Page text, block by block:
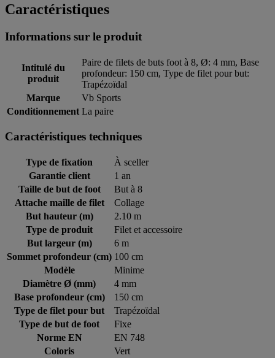
Caractéristiques
Informations sur le produit
Intitulé du
produit
Paire de filets de buts foot à 8, Ø: 4 mm, Base
profondeur: 150 cm, Type de filet pour but:
Trapézoïdal
Marque
Vb Sports
Conditionnement La paire
Caractéristiques techniques
Type de fixation
À sceller
Garantie client
1 an
Taille de but de foot
But à 8
Attache maille de filet
Collage
But hauteur (m)
2.10 m
Type de produit
Filet et accessoire
But largeur (m)
6 m
Sommet profondeur (cm) 100 cm
Modèle
Minime
Diamètre Ø (mm)
4 mm
Base profondeur (cm)
150 cm
Type de filet pour but
Trapézoïdal
Type de but de foot
Fixe
Norme EN
EN 748
Coloris
Vert